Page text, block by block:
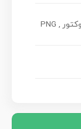
PSD فتوشاپ , EPS وکتور , PNG